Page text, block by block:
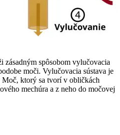
spôsobom vylučovacia
moči. Vylučovacia sústava je
ktorý sa tvorí v obličkách
mechúra a z neho do močovej